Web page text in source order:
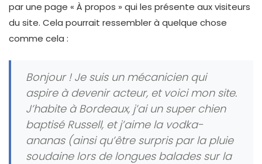
par une page « À propos » qui les présente aux visiteurs
du site. Cela pourrait ressembler à quelque chose
comme cela :
Bonjour ! Je suis un mécanicien qui
aspire à devenir acteur, et voici mon site.
J’habite à Bordeaux, j’ai un super chien
baptisé Russell, et j’aime la vodka-
ananas (ainsi qu’être surpris par la pluie
soudaine lors de longues balades sur la